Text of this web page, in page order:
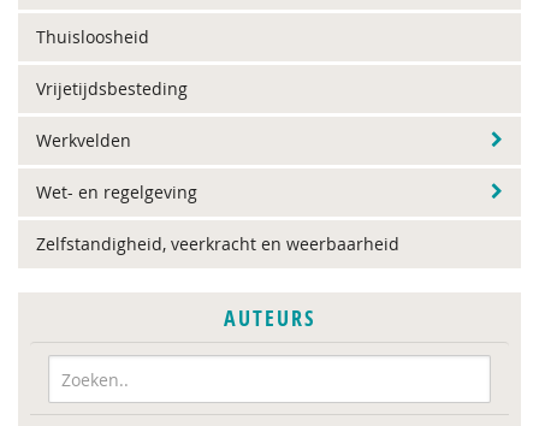
Thuisloosheid
Vrijetijdsbesteding
Werkvelden
Wet- en regelgeving
Zelfstandigheid, veerkracht en weerbaarheid
AUTEURS